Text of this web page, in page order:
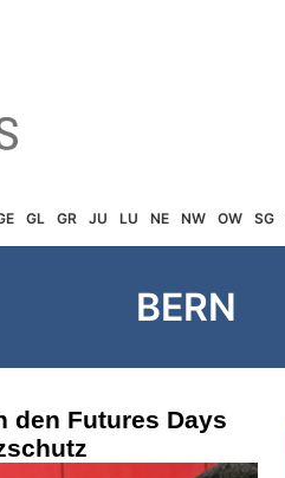
GL GR JU LU NE NW OW SG
BERN
den Futures Days